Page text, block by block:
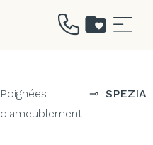
Poignées
d'ameublement
⊸ SPEZIA